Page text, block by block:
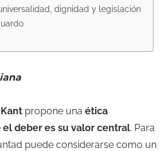
dignidad y legislación
propone una ética
el deber es su valor central. Para
puede considerarse como un